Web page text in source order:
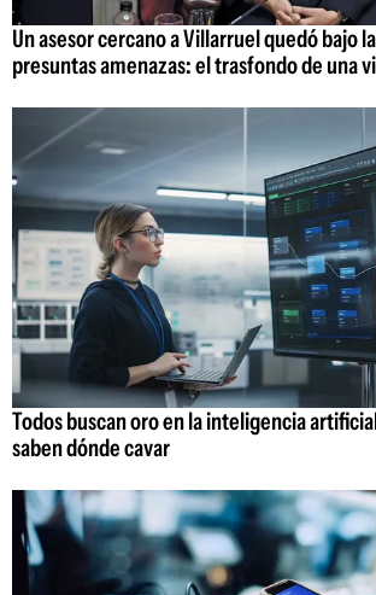
Un asesor cercano a Villarruel quedó bajo
presuntas amenazas: el trasfondo de una
Todos buscan oro en la inteligencia
saben dónde cavar